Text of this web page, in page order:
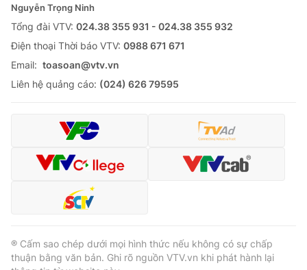
Nguyễn Trọng Ninh
Tổng đài VTV: 024.38 355 931 - 024.38 355 932
Ðiện thoại Thời báo VTV: 0988 671 671
Email: toasoan@vtv.vn
Liên hệ quảng cáo: (024) 626 79595
® Cấm sao chép dưới mọi hình thức nếu không có sự chấp
thuận bằng văn bản. Ghi rõ nguồn VTV.vn khi phát hành lại